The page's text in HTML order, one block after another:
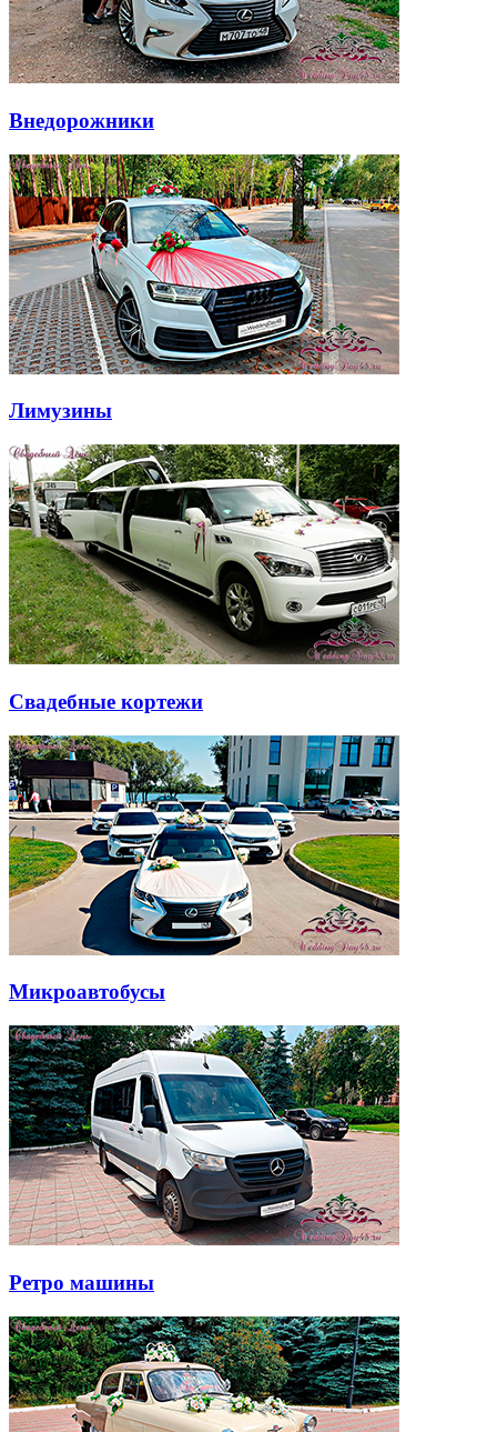
Внедорожники
Лимузины
Свадебные кортежи
Микроавтобусы
Ретро машины